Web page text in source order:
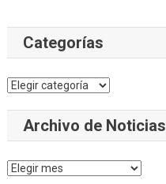
Categorías
Categorías
Archivo de Noticias
Archivo